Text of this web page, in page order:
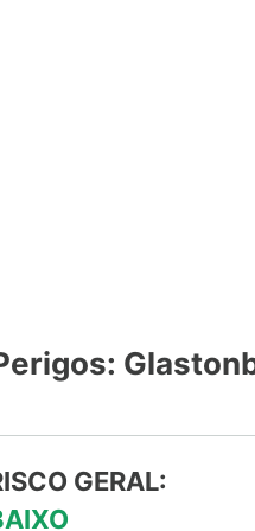
GERAL: